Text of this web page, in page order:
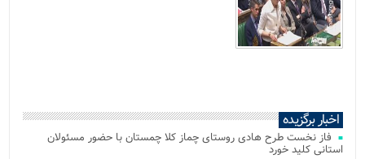
اخبار برگزیده
فاز نخست طرح هادی روستای چماز کلا چمستان با حضور مسئولان
استانی کلید خورد